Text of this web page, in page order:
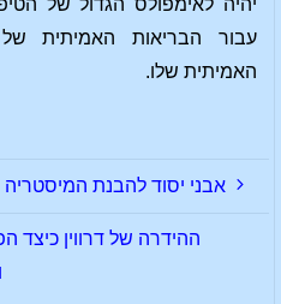
עבור הבריאות האמיתית
האמיתית שלו.
אבני יסוד להבנת המיסטריה
ההידרה של דרווין כיצד